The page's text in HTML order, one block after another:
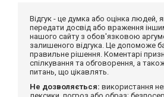
Відгук - це думка або оцінка людей,
передати досвід або враження
нашого сайту з обов'язковою
залишеного відгука. Це допоможе
правильне рішення. Коментарі
спілкування та обговорення, а
питань, що цікавлять.
Не дозволяється: використання